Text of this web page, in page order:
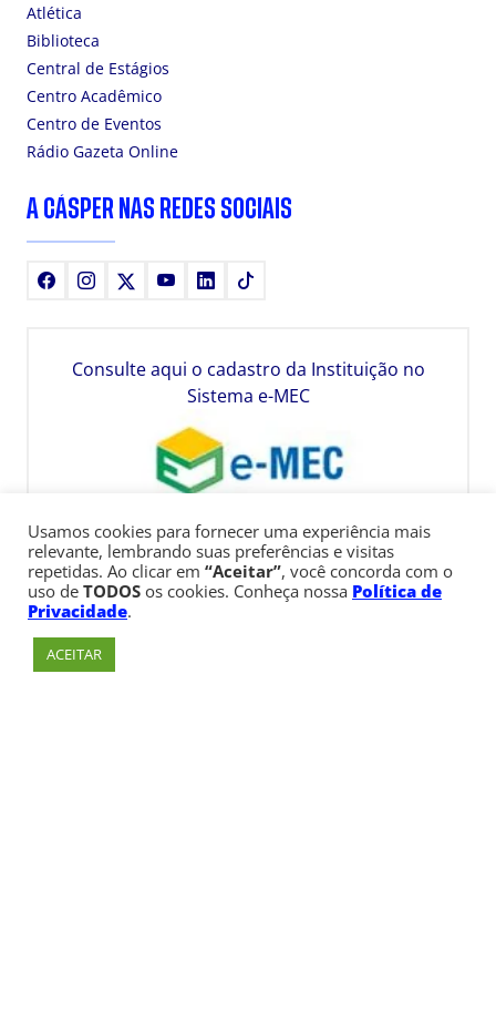
Atlética
Biblioteca
Central de Estágios
Centro Acadêmico
Centro de Eventos
Rádio Gazeta Online
A CÁSPER NAS REDES SOCIAIS
FacebookInstagram YoutubeLinkedIn
Consulte aqui o cadastro da Instituição no
Sistema e-MEC
Usamos cookies para fornecer uma experiência mais
relevante, lembrando suas preferências e visitas
repetidas. Ao clicar em “Aceitar”, você concorda com o
uso de TODOS os cookies. Conheça nossa Política de
Privacidade.
ACEITAR